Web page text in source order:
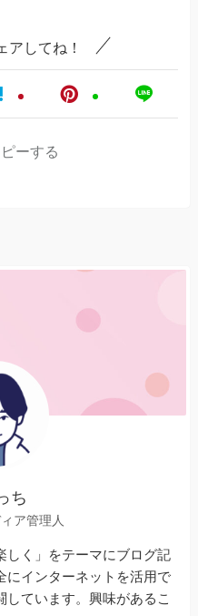
アしてね！
ーする
ち
ア管理人
しく」をテーマにブログ記
にインターネットを活用で
ています。興味があるこ